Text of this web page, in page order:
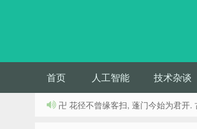
首页 人工智能 技术杂谈
卍 花径不曾缘客扫, 蓬门今始为君开